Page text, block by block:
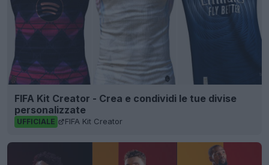
FIFA Kit Creator - Crea e condividi le tue divise
personalizzate
UFFICIALE FIFA Kit Creator